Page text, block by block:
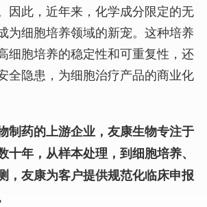
因此，近年来，化学成分限定的无
为细胞培养领域的新宠。这种培养
细胞培养的稳定性和可重复性，还
全隐患，为细胞治疗产品的商业化
制药的上游企业，友康生物专注于
十年，从样本处理，到细胞培养、
，友康为客户提供规范化临床申报